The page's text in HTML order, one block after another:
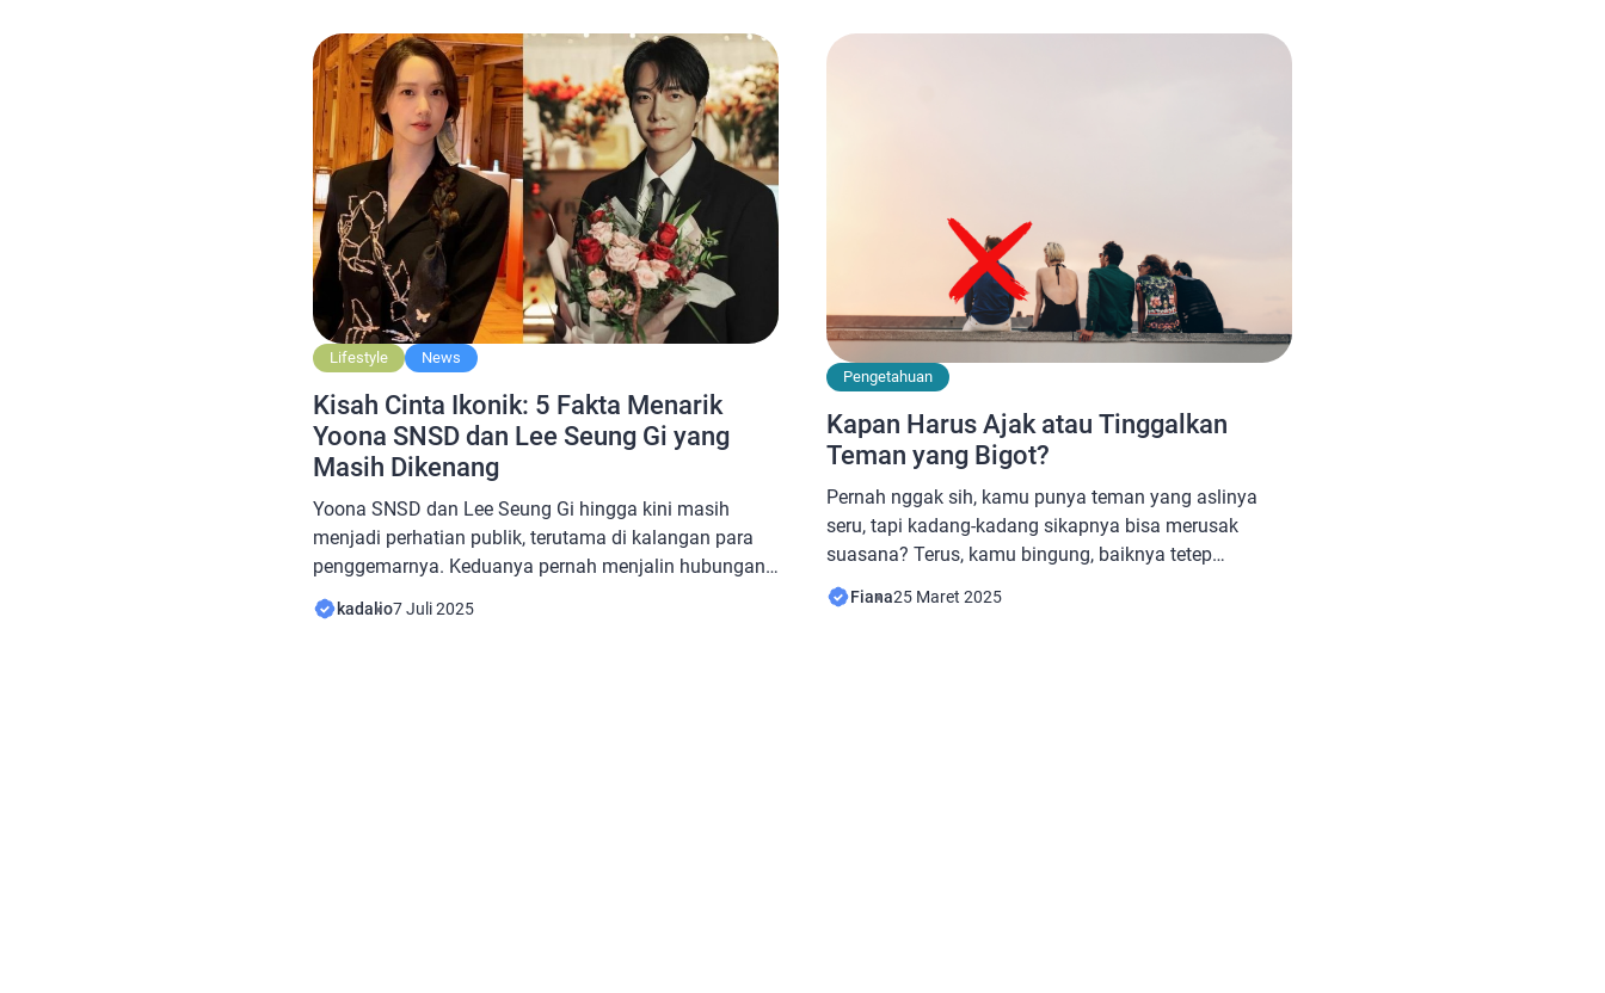
akan mengancam keharmonisan dalam rumah tangga.
Lifestyle News
Kisah Cinta Ikonik: 5 Fakta Menarik
Yoona SNSD dan Lee Seung Gi yang
Masih Dikenang
Yoona SNSD dan Lee Seung Gi hingga kini masih
menjadi perhatian publik, terutama di kalangan para
penggemarnya. Keduanya pernah menjalin hubungan
asmara selama sekitar 2 tahun, tetapi akhirnya
memilih berpisah pada tahun 2015 karena kesibukan
kadalio7 Juli 2025
Pengetahuan
Kapan Harus Ajak atau Tinggalkan
Teman yang Bigot?
Pernah nggak sih, kamu punya teman yang aslinya
seru, tapi kadang-kadang sikapnya bisa merusak
suasana? Terus, kamu bingung, baiknya tetep
ngundang dia ke acara bareng teman-teman atau
mending nggak usah? Kita bakal lihat dari sisi filosofi,
Fiana25 Maret 2025